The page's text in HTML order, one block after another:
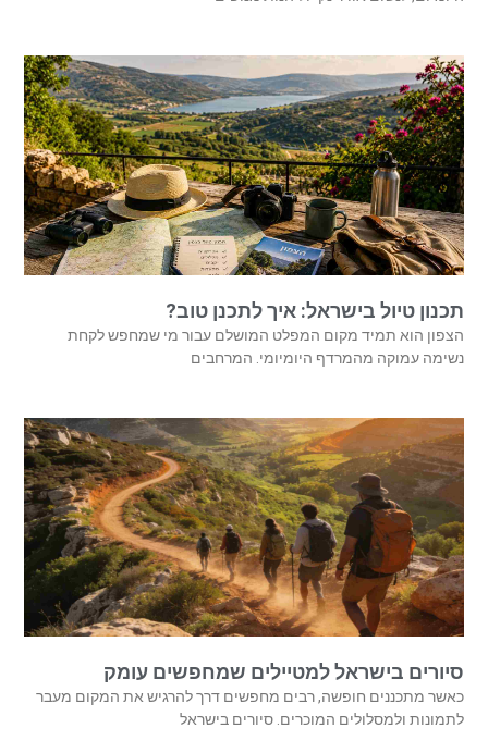
תכנון טיול בישראל: איך לתכנן טוב?
הצפון הוא תמיד מקום המפלט המושלם עבור מי שמחפש לקחת
נשימה עמוקה מהמרדף היומיומי. המרחבים
סיורים בישראל למטיילים שמחפשים עומק
כאשר מתכננים חופשה, רבים מחפשים דרך להרגיש את המקום מעבר
לתמונות ולמסלולים המוכרים. סיורים בישראל